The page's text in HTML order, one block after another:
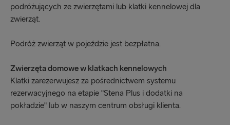
podróżujących ze zwierzętami lub klatki kennelowej dla
zwierząt.
Podróż zwierząt w pojeździe jest bezpłatna.
Zwierzęta domowe w klatkach kennelowych
Klatki zarezerwujesz za pośrednictwem systemu
rezerwacyjnego na etapie "Stena Plus i dodatki na
pokładzie" lub w naszym centrum obsługi klienta.